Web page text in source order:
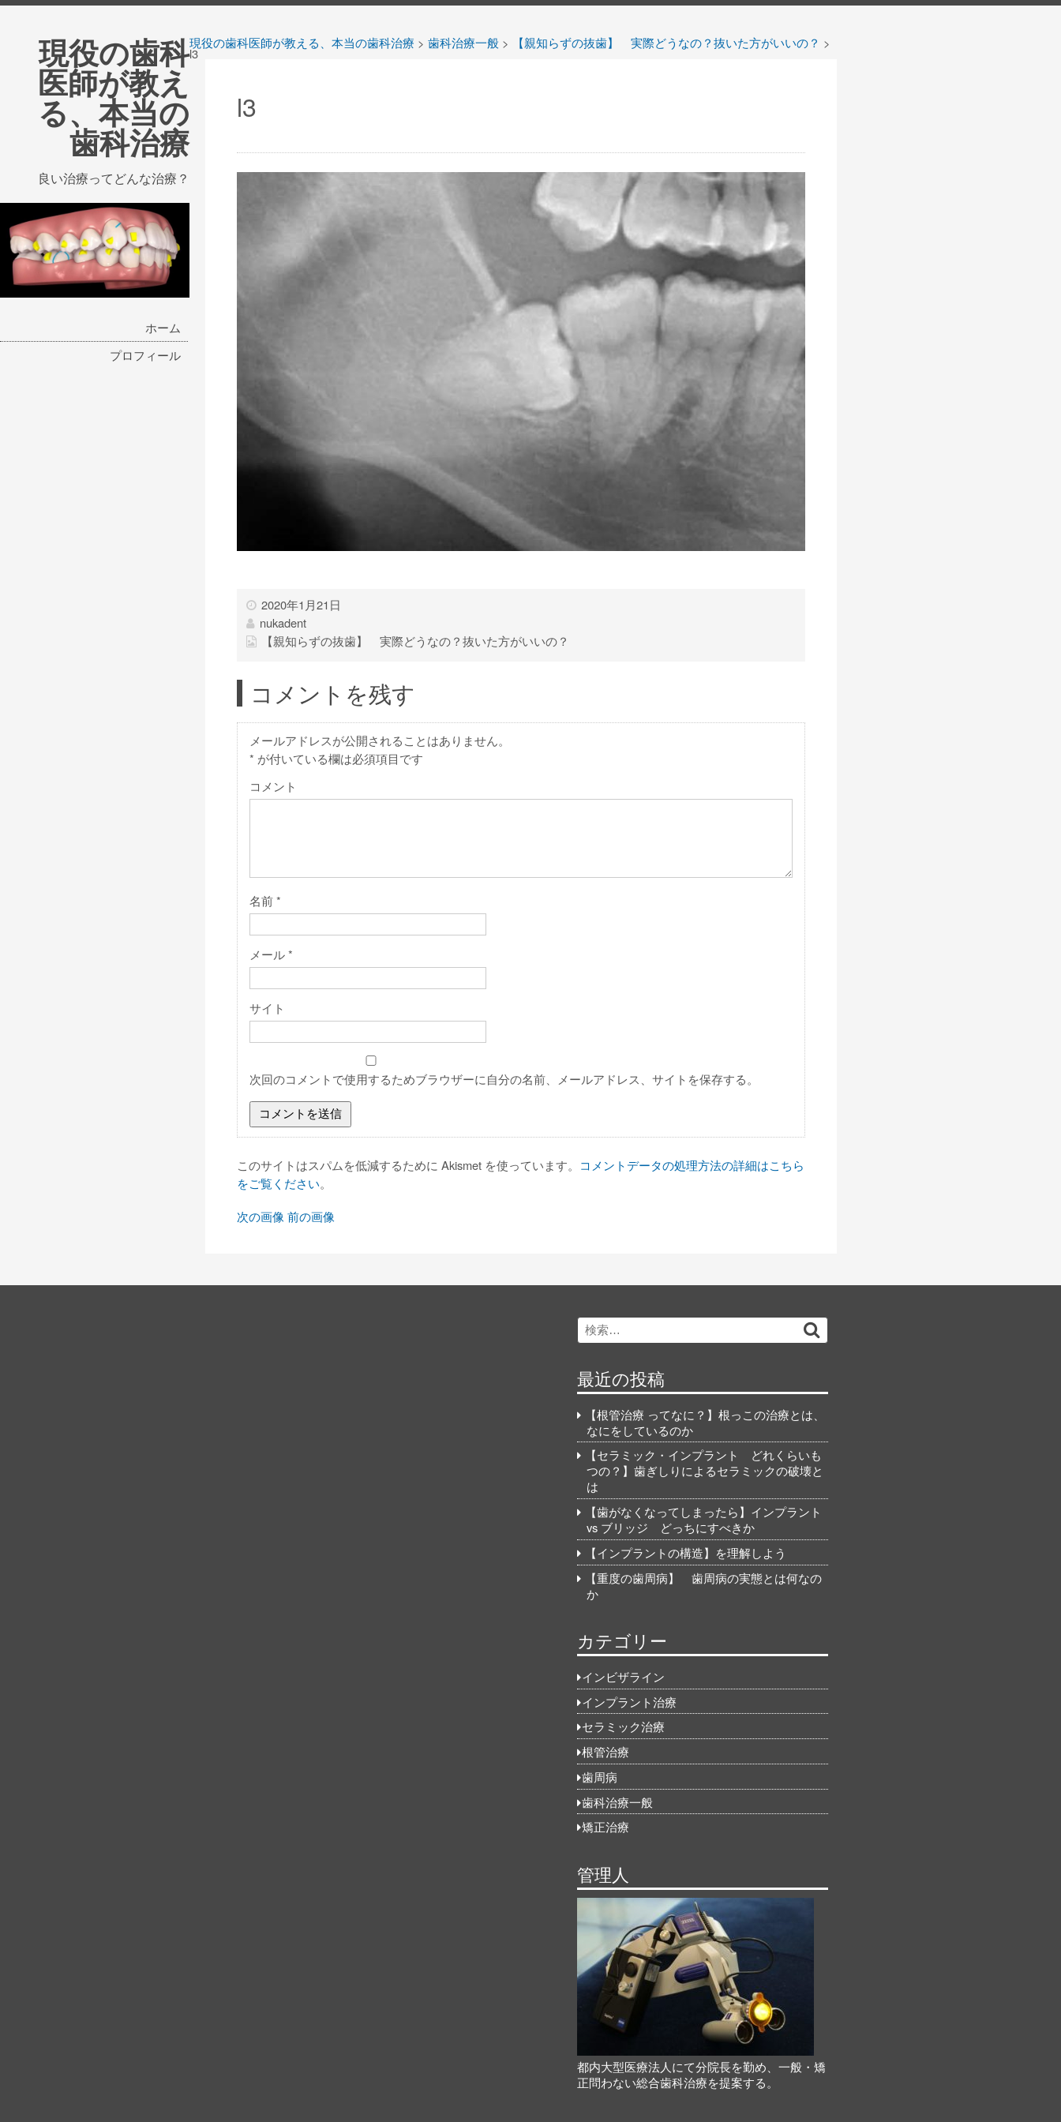
現役の歯科
医師が教え
る、本当の
歯科治療
良い治療ってどんな治療？
ホーム
プロフィール
現役の歯科医師が教える、本当の歯科治療 > 歯科治療一般 > 【親知らずの抜歯】 実際どうなの？抜いた方がいいの？ >
l3
l3
2020年1月21日
nukadent
【親知らずの抜歯】 実際どうなの？抜いた方がいいの？
コメントを残す
メールアドレスが公開されることはありません。
* が付いている欄は必須項目です
コメント
名前*
メール*
サイト
次回のコメントで使用するためブラウザーに自分の名前、メールアドレス、サイトを保存する。
このサイトはスパムを低減するために Akismet を使っています。 コメントデータの処理方法の詳細はこちら
をご覧ください。
次の画像 前の画像
Search
for:
最近の投稿
【根管治療 ってなに？】根っこの治療とは、
なにをしているのか
【セラミック・インプラント どれくらいも
つの？】歯ぎしりによるセラミックの破壊と
は
【歯がなくなってしまったら】インプラント
vs ブリッジ どっちにすべきか
【インプラントの構造】を理解しよう
【重度の歯周病】 歯周病の実態とは何なの
か
カテゴリー
インビザライン
インプラント治療
セラミック治療
根管治療
歯周病
歯科治療一般
矯正治療
管理人
都内大型医療法人にて分院長を勤め、一般・矯
正問わない総合歯科治療を提案する。